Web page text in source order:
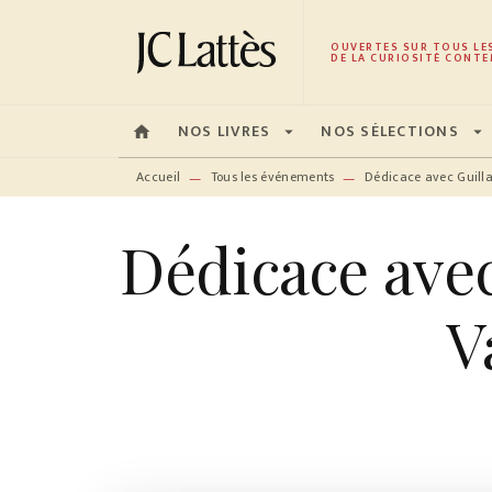
MENU RECHERCHE CONTENU
OUVERTES SUR TOUS
DE LA CURIOSITÉ
home NOS LIVRES arrow_drop_down NOS SÉLECTIONS arrow_drop_down
Accueil — Tous les événements — Dédicace avec
Dédicace